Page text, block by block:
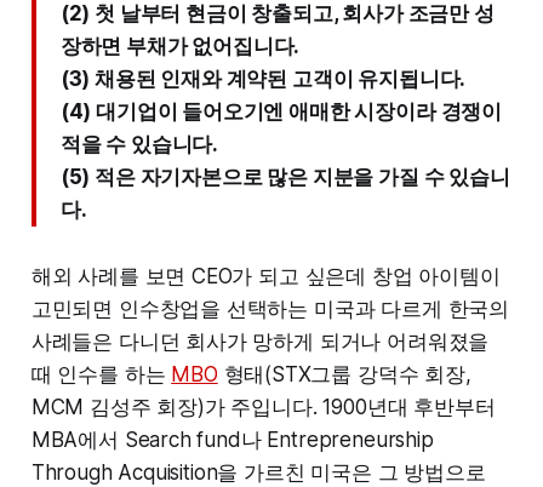
(2) 첫 날부터 현금이 창출되고, 회사가 조금만 성
장하면 부채가 없어집니다.
(3) 채용된 인재와 계약된 고객이 유지됩니다.
(4) 대기업이 들어오기엔 애매한 시장이라 경쟁이
적을 수 있습니다.
(5) 적은 자기자본으로 많은 지분을 가질 수 있습니
다.
해외 사례를 보면 CEO가 되고 싶은데 창업 아이템이
고민되면 인수창업을 선택하는 미국과 다르게 한국의
사례들은 다니던 회사가 망하게 되거나 어려워졌을
때 인수를 하는 MBO 형태(STX그룹 강덕수 회장,
MCM 김성주 회장)가 주입니다. 1900년대 후반부터
MBA에서 Search fund나 Entrepreneurship
Through Acquisition을 가르친 미국은 그 방법으로